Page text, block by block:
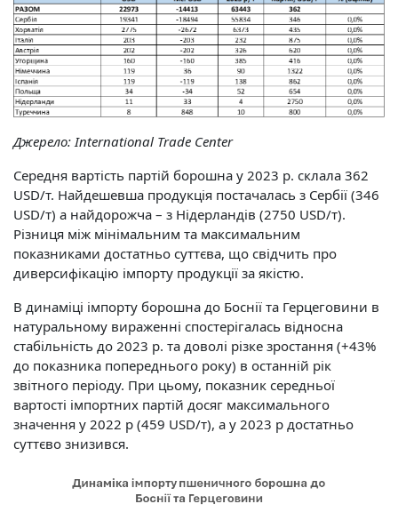
Джерело:International Trade Center
Середня вартість партій борошна у 2023 р. склала 362
USD/т. Найдешевша продукція постачалась з Сербії (346
USD/т) а найдорожча – з Нідерландів (2750 USD/т).
Різниця між мінімальним та максимальним
показниками достатньо суттєва, що свідчить про
диверсифікацію імпорту продукції за якістю.
В динаміці імпорту борошна до Боснії та Герцеговини в
натуральному вираженні спостерігалась відносна
стабільність до 2023 р. та доволі різке зростання (+43%
до показника попереднього року) в останній рік
звітного періоду. При цьому, показник середньої
вартості імпортних партій досяг максимального
значення у 2022 р (459 USD/т), а у 2023 р достатньо
суттєво знизився.